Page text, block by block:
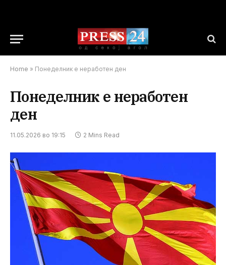
Home » Понеделник е неработен ден
Понеделник е неработен
ден
11.05.2026 во 19:15 2 Mins Read